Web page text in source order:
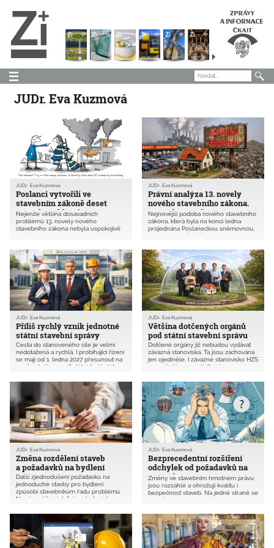
JUDr. Eva Kuzmová
Poslanci vytvořili ve
stavebním zákoně deset
nových problémů
JUDr. Eva Kuzmová
Nejenže většina dosavadních
problémů 13. novely nového
stavebního zákona nebyla uspokojivě
vyřešena, ale komplexní pozměňovací
k němuž má ČKAIT zásadní výhrady.
Profesní komora považuje za
nejproblematičtější to, že základní
technické požadavky na stavby mohou
být relativizovány, pokud pro
stavebníka budou ekonomicky
nepřiměřené. Kolik stojí lidský život
a zdraví v porovnání se správným
řešením požární bezpečnosti či statiky
staveb? Článek popisuje deset
hlavních problémů, které přináší KPN.
Právní analýza 13. novely
nového stavebního zákona.
Opravdu není čas ztrácet
čas?
JUDr. Eva Kuzmová
Nejnovější podoba nového stavebního
zákona, která byla na konci ledna
projednána Poslaneckou sněmovnou,
nejenže neřeší většinu dosavadních
i problémy zcela nové. V tomto článku
analyzujeme možné dopady právě
navrhovaných změn.
Příliš rychlý vznik jednotné
státní stavební správy
JUDr. Eva Kuzmová
Cesta do stanoveného cíle je velmi
nedotažená a rychlá. I probíhající řízení
se mají od 1. ledna 2027 přesunout na
nově vytvářenou síť státních úřadů!
Většina dotčených orgánů
pod státní stavební správu
JUDr. Eva Kuzmová
Dotčené orgány již nebudou vydávat
závazná stanoviska. Ta jsou zachována
jen ojediněle. I závazné stanovisko HZS
se změní jen na vyjádření.
Změna rozdělení staveb
a požadavků na bydlení
JUDr. Eva Kuzmová
Další zjednodušení požadavků na
jednoduché stavby pro bydlení
způsobí stavebníkům řadu problémů.
Nové rozšíření definice drobných
Komplikovaně se bude hledat rozdíl v
definici ostatních a drobných staveb.
Stavby pro hromadné bydlení jsou bez
dalších požadavků problematicky
zařazeny mezi vyhrazené stavby.
Bezprecedentní rozšíření
odchylek od požadavků na
výstavbu
JUDr. Eva Kuzmová
Změny ve stavebním hmotném právu
jsou rozsáhlé a ohrožují kvalitu i
bezpečnost staveb. Na jedné straně se
rozmělňuje nutnost dodržovat stávající
všechna krajská města mohou vytvářet
vlastní technické předpisy. To
rouhodně není zjednodušení.